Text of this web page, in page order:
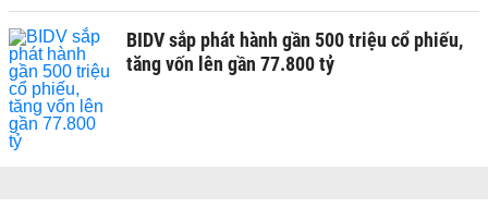
BIDV sắp phát hành gần 500 triệu cổ phiếu,
tăng vốn lên gần 77.800 tỷ